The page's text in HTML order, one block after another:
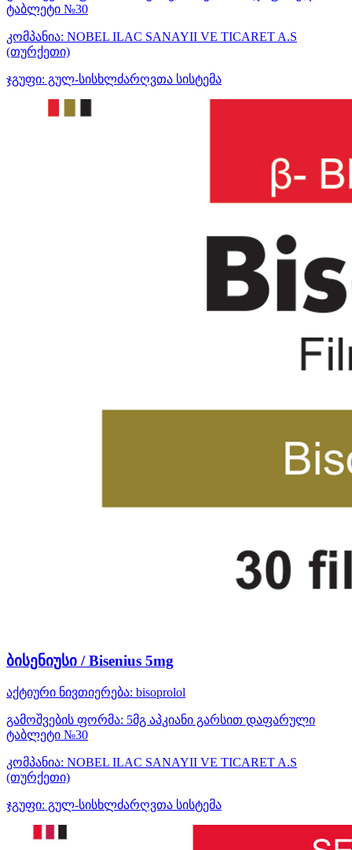
ტაბლეტი №30
კომპანია: NOBEL ILAC SANAYII VE TICARET A.S
(თურქეთი)
ჯგუფი: გულ-სისხლძარღვთა სისტემა
ბისენიუსი / Bisenius 5mg
აქტიური ნივთიერება: bisoprolol
გამოშვების ფორმა: 5მგ აპკიანი გარსით დაფარული
ტაბლეტი №30
კომპანია: NOBEL ILAC SANAYII VE TICARET A.S
(თურქეთი)
ჯგუფი: გულ-სისხლძარღვთა სისტემა